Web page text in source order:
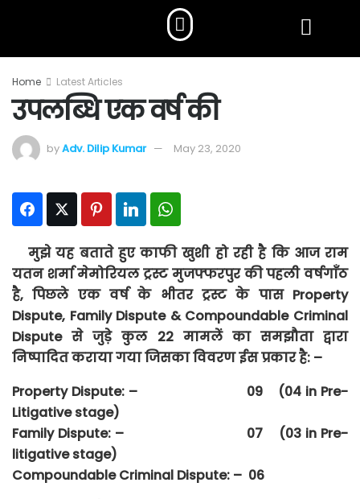
Home Latest Articles
उपलब्धि एक वर्ष की
byAdv. Dilip Kumar May 23, 2020
FacebookTwitter PinterestLinkedIn
मुझे यह बताते हुए काफी खुशी हो रही है कि आज राम
यतन शर्मा मेमोरियल ट्रस्ट मुजफ्फरपुर की पहली वर्षगाँठ
है,पिछले एक वर्ष के भीतर ट्रस्ट के पास Property
Dispute, Family Dispute & Compoundable Criminal
Disputeसे जुड़े कुल22 मामलें का समझौता द्वारा
निष्पादितकरायागयाजिसकाविवरणईसप्रकारहै: –
Property Dispute: –
09 (04 in Pre-
Litigative stage)
Family Dispute: –
07 (03 in Pre-
litigative stage)
Compoundable Criminal Dispute: – 06